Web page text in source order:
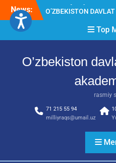
Skip
content
News:
O’ZBEKISTON DAVLAT
AKADEMIYASIDA
о‘tkazilgan kasbiy
Diqqat e’lon!
imtihon jarayonlari
Top
O’zbekiston
rasmiy
71 215 55 94
milliyraqs@umail.uz